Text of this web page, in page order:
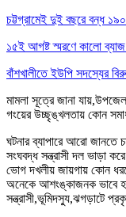
চট্টগ্রামেই দুই বছরে বন্ধ
১৫ই আগষ্ট স্মরণে কালো ব্যাজ
বাঁশখালীতে ইউপি সদস্যের
মামলা সূত্রে জানা
গংয়ের উচ্ছৃঙ্খলতায় কোন
ঘটনার ব্যাপারে আরো জানতে
সংঘবদ্ধ সন্ত্রাসী দল ভাড়া
ভোগ দখলীয় জায়গায় কোন
অনেকে আশংঙ্কাজনক ভাবে
সন্ত্রাসী,ভূমিদস্যু,ঝগড়াটে